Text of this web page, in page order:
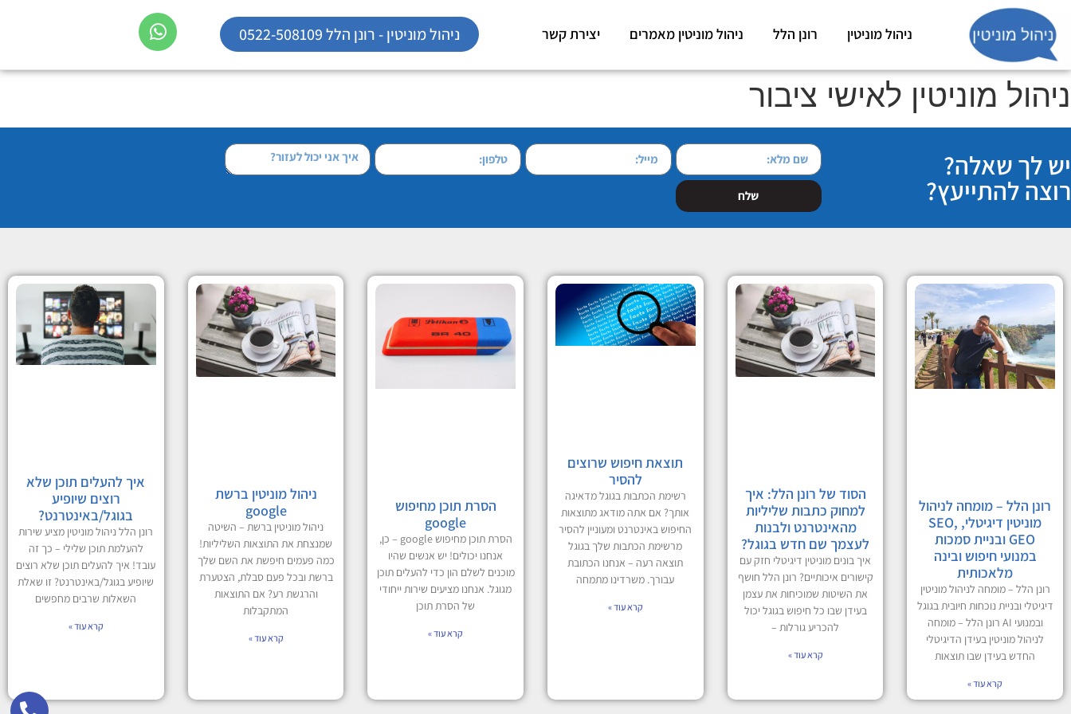
ניהול מוניטין רונן הלל ניהול מוניטין מאמרים יצירת קשר ניהול מוניטין - רונן הלל 0522-508109
ניהול מוניטין לאישי ציבור
יש לך שאלה?
רוצה להתייעץ? שלח
רונן הלל – מומחה לניהול
מוניטין דיגיטלי, SEO,
GEO ובניית סמכות
במנועי חיפוש ובינה
מלאכותית
רונן הלל – מומחה לניהול מוניטין
דיגיטלי ובניית נוכחות חיובית בגוגל
ובמנועי AI רונן הלל – מומחה
לניהול מוניטין בעידן הדיגיטלי
החדש בעידן שבו תוצאות
קרא עוד »
הסוד של רונן הלל: איך
למחוק כתבות שליליות
מהאינטרנט ולבנות
לעצמך שם חדש בגוגל?
איך בונים מוניטין דיגיטלי חזק עם
קישורים איכותיים? רונן הלל חושף
את השיטות שמוכיחות את עצמן
בעידן שבו כל חיפוש בגוגל יכול
להכריע גורלות –
קרא עוד »
תוצאת חיפוש שרוצים
להסיר
רשימת הכתבות בגוגל מדאיגה
אותך? אם אתה מודאג מתוצאות
החיפוש באינטרנט ומעוניין להסיר
מרשימת הכתבות שלך בגוגל
תוצאה רעה – אנחנו הכתובת
עבורך. משרדינו מתמחה
קרא עוד »
הסרת תוכן מחיפוש
google
הסרת תוכן מחיפוש google – כן,
אנחנו יכולים! יש אנשים שהיו
מוכנים לשלם הון כדי להעלים תוכן
מגוגל. אנחנו מציעים שירות ייחודי
של הסרת תוכן
קרא עוד »
ניהול מוניטין ברשת
google
ניהול מוניטין ברשת – השיטה
שמנצחת את התוצאות השליליות!
כמה פעמים חיפשת את השם שלך
ברשת ובכל פעם סבלת, הצטערת
והרגשת רע? אם התוצאות
המתקבלות
קרא עוד »
איך להעלים תוכן שלא
רוצים שיופיע
בגוגל/באינטרנט?
רונן הלל ניהול מוניטין מציע שירות
להעלמת תוכן שלילי – כך זה
עובד! איך להעלים תוכן שלא רוצים
שיופיע בגוגל/באינטרנט? זו שאלת
השאלות שרבים מחפשים
קרא עוד »